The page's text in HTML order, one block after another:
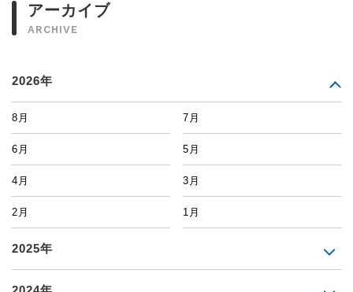
アーカイブ
ARCHIVE
2026年
8月 7月
6月 5月
4月 3月
2月 1月
2025年